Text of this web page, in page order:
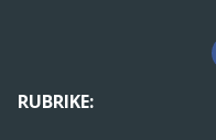
RUBRIKE: